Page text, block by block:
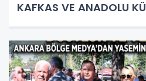
KAFKAS VE ANADOLU